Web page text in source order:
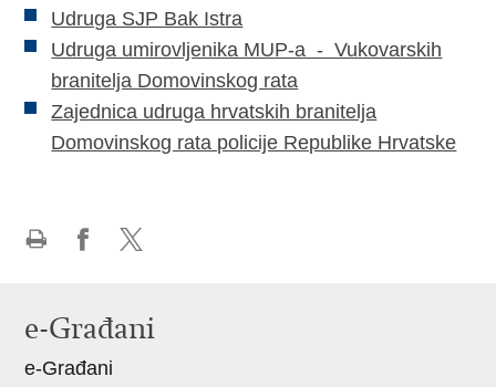
Udruga SJP Bak Istra
Udruga umirovljenika MUP-a - Vukovarskih
branitelja Domovinskog rata
Zajednica udruga hrvatskih branitelja
Domovinskog rata policije Republike Hrvatske
Facebooku
X-
e-Građani
e-Građani